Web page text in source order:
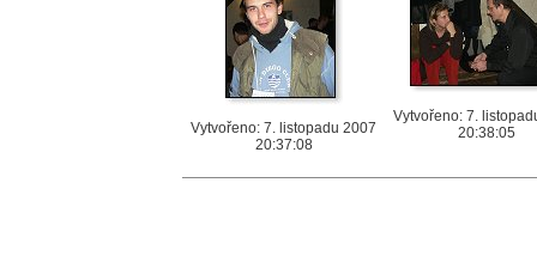
Vytvořeno: 7. listopadu 2007
20:37:08
Vytvořeno: 7.
20:38:05